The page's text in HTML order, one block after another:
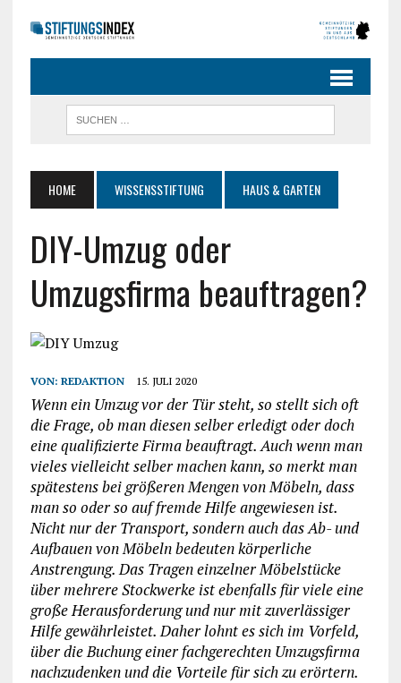
HOME WISSENSSTIFTUNG HAUS & GARTEN
DIY-Umzug oder
Umzugsfirma beauftragen?
VON: REDAKTION 15. JULI 2020
Wenn ein Umzug vor der Tür steht, so stellt sich oft
die Frage, ob man diesen selber erledigt oder doch
eine qualifizierte Firma beauftragt. Auch wenn man
vieles vielleicht selber machen kann, so merkt man
spätestens bei größeren Mengen von Möbeln, dass
man so oder so auf fremde Hilfe angewiesen ist.
Nicht nur der Transport, sondern auch das Ab- und
Aufbauen von Möbeln bedeuten körperliche
Anstrengung. Das Tragen einzelner Möbelstücke
über mehrere Stockwerke ist ebenfalls für viele eine
große Herausforderung und nur mit zuverlässiger
Hilfe gewährleistet. Daher lohnt es sich im Vorfeld,
über die Buchung einer fachgerechten Umzugsfirma
nachzudenken und die Vorteile für sich zu erörtern.